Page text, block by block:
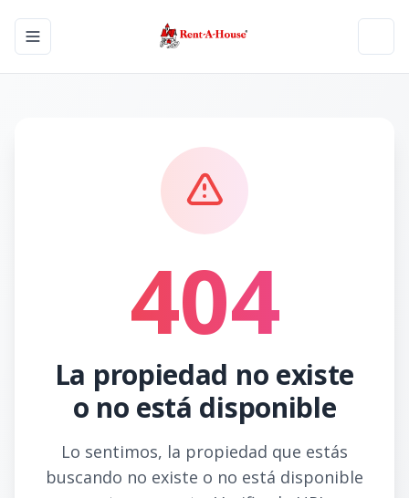
Toggle navigation menu
404
La propiedad no existe
o no está disponible
Lo sentimos, la propiedad que estás
buscando no existe o no está disponible